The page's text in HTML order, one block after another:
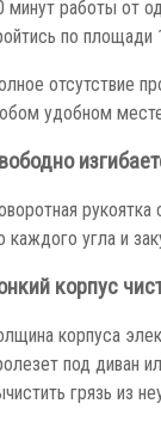
минут работы от
по площади
отсутствие
удобном
рукоятка
каждого угла и
корпус
корпуса
под диван
грязь из